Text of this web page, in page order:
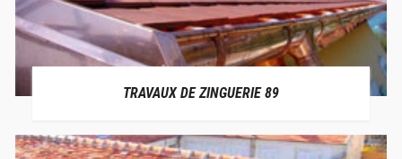
TRAVAUX DE ZINGUERIE 89